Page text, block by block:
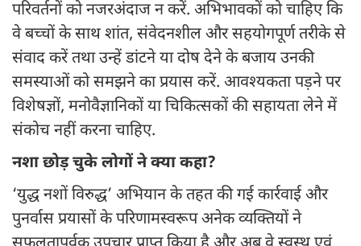
परिवर्तनों को नजरअंदाज न करें. अभिभावकों को चाहिए कि
वे बच्चों के साथ शांत, संवेदनशील और सहयोगपूर्ण तरीके से
संवाद करें तथा उन्हें डांटने या दोष देने के बजाय उनकी
समस्याओं को समझने का प्रयास करें. आवश्यकता पड़ने पर
विशेषज्ञों, मनोवैज्ञानिकों या चिकित्सकों की सहायता लेने में
संकोच नहीं करना चाहिए.
नशा छोड़ चुके लोगों ने क्या कहा?
‘युद्ध नशों विरुद्ध’ अभियान के तहत की गई कार्रवाई और
पुनर्वास प्रयासों के परिणामस्वरूप अनेक व्यक्तियों ने